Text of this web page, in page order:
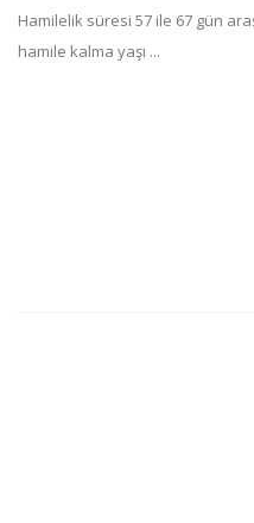
Hamilelik süresi 57 ile 67 gün
hamile kalma yaşı ...